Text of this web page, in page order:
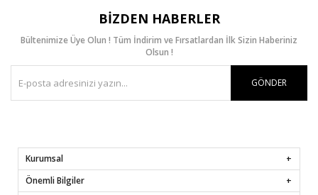
BIZDEN HABERLER
Bültenimize Üye Olun ! Tüm İndirim ve Fırsatlardan İlk Sizin Haberiniz
Olsun !
GÖNDER
Kurumsal
Önemli Bilgiler